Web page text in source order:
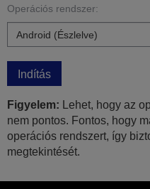
Operációs rendszer:
Indítás
Figyelem: Lehet, hogy az
nem pontos. Fontos, hogy
operációs rendszert, így
megtekintését.